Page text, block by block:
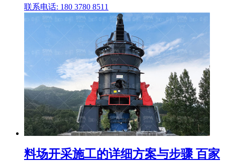
联系电话: 180 3780 8511
料场开采施工的详细方案与步骤 百家